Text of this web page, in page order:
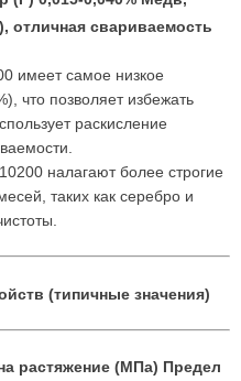
отличная свариваемость
имеет самое низкое
что позволяет избежать
раскисление
налагают более строгие
таких как серебро и
(типичные значения)
растяжение (МПа) Предел